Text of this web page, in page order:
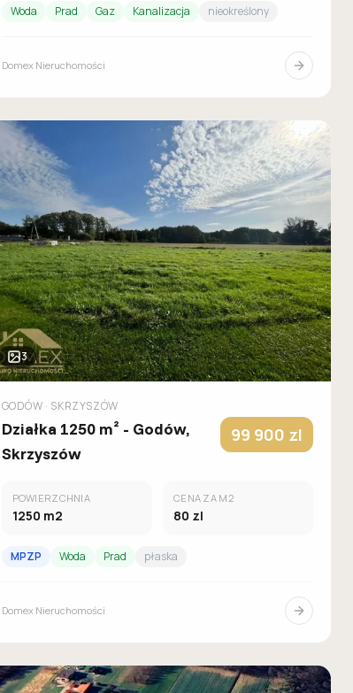
Woda Prad Gaz Kanalizacja nieokreślony
Domex Nieruchomości
3
GODÓW · SKRZYSZÓW
Działka 1250 m² - Godów,
Skrzyszów
99 900 zl
POWIERZCHNIA
1250 m2
CENA ZA M2
80 zl
MPZP Woda Prad płaska
Domex Nieruchomości